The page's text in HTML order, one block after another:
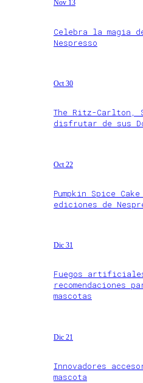
Nov 13
Celebra la magia
Nespresso
Oct 30
The Ritz-Carlton,
disfrutar de sus
Oct 22
Pumpkin Spice
ediciones de
Dic 31
Fuegos
recomendaciones
mascotas
Dic 21
Innovadores
mascota